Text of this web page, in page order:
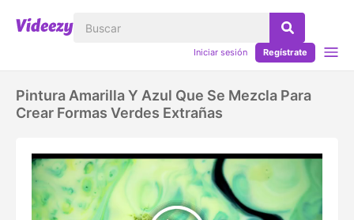
Iniciar sesión Regístrate
Pintura Amarilla Y Azul Que Se Mezcla Para
Crear Formas Verdes Extrañas